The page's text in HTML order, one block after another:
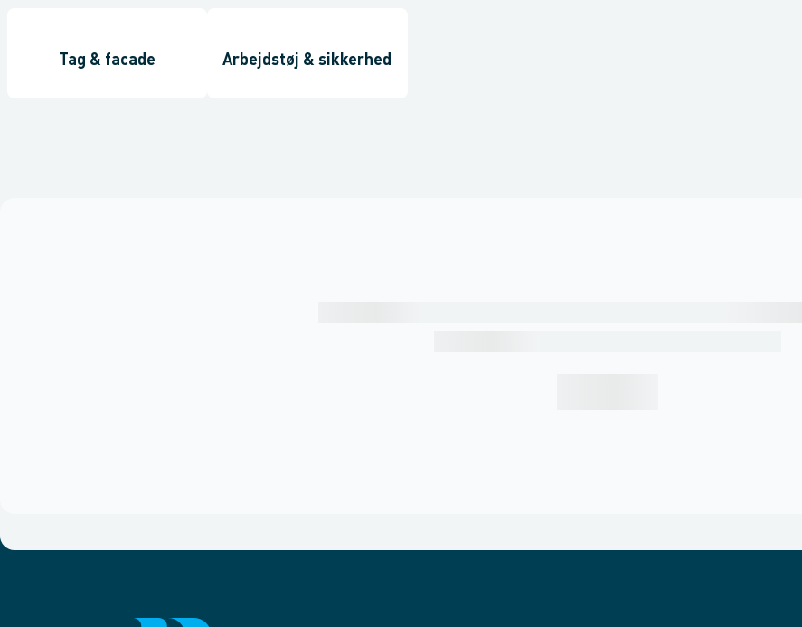
Tag & facade Arbejdstøj & sikkerhed